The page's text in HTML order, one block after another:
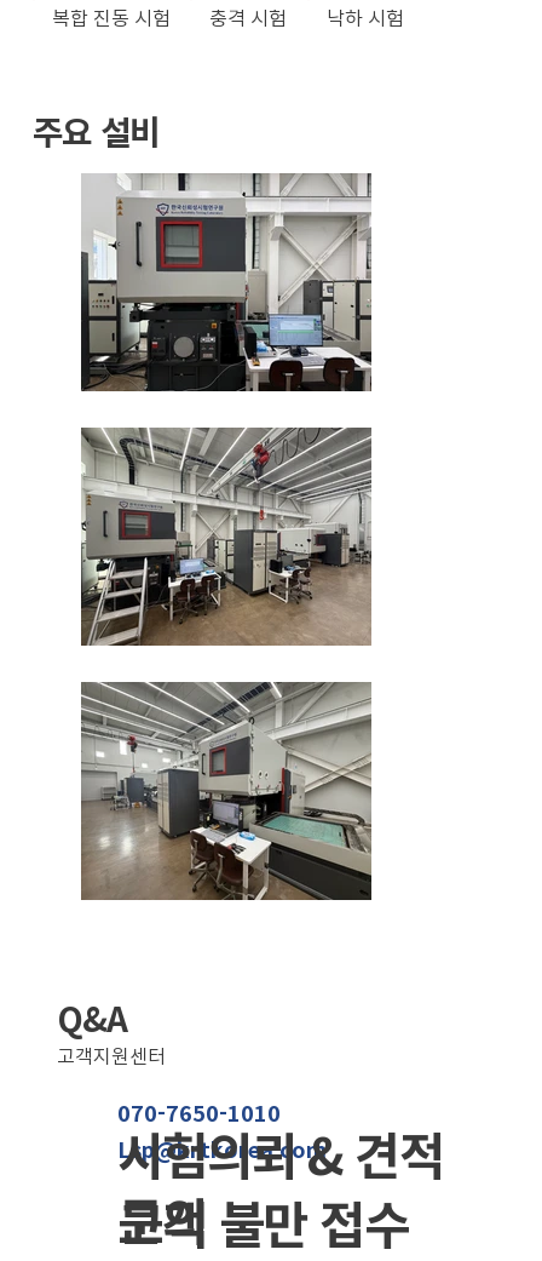
Q&A
고객지원센터
070-7650-1010
Lsp@krtkorea.com
​시험의뢰 & 견적
문의
고객 불만 접수
복합 진동 시험
충격 시험 낙하 시험
주요 설비